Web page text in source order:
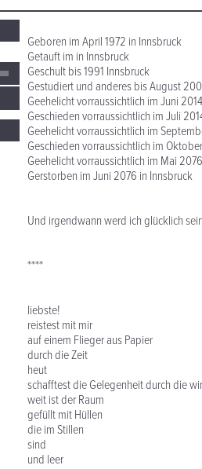
Geboren im April 1972 in Innsbruck
Getauft im in Innsbruck
Geschult bis 1991 Innsbruck
Gestudiert und anderes bis August
Geehelicht vorraussichtlich im Juni
Geschieden vorraussichtlich im Juli
Geehelicht vorraussichtlich im
Geschieden vorraussichtlich im
Geehelicht vorraussichtlich im Mai
Gerstorben im Juni 2076 in Innsbruck
Und irgendwann werd ich glücklich
****
liebste!
reistest mit mir
auf einem Flieger aus Papier
durch die Zeit
heut
schafftest die Gelegenheit durch die
weit ist der Raum
gefüllt mit Hüllen
die im Stillen
sind
und leer